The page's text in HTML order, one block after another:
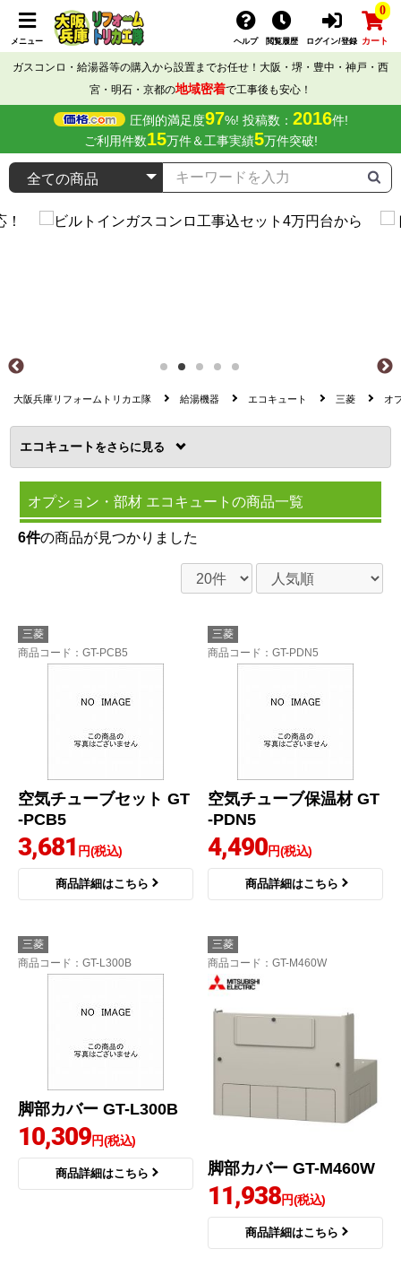
メニュー ヘルプ 閲覧履歴 ログイン/登録
0
カート
ガスコンロ・給湯器等の購入から設置までお任せ！大阪・堺・豊中・神戸・西
宮・明石・京都の地域密着で工事後も安心！
圧倒的満足度97%! 投稿数： 2016件!
ご利用件数15万件＆工事実績5万件突破!
大阪兵庫リフォームトリカエ隊 給湯機器 エコキュート 三菱 オ
エコキュート を
オプション・部材 エコキュートの商品一覧
6件の商品が見つかりました
三菱
商品コード ：GT-PCB5
空気チューブセット GT
-PCB5
3,681 円(税込)
商品詳細はこちら
三菱
商品コード ：GT-PDN5
空気チューブ保温材 GT
-PDN5
4,490円(税込)
商品詳細はこちら
三菱
商品コード ：GT-L300B
脚部カバー GT-L300B
10,309円(税込)
商品詳細はこちら
三菱
商品コード ：GT-M460W
脚部カバー GT-M460W
11,938円(税込)
商品詳細はこちら